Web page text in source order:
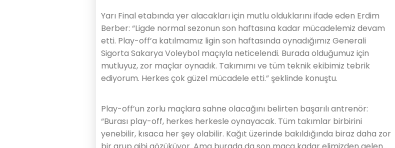
Yarı Final etabında yer alacakları için mutlu olduklarını ifade eden Erdim
Berber: “Ligde normal sezonun son haftasına kadar mücadelemiz devam
etti. Play-off’a katılmamız ligin son haftasında oynadığımız Generali
Sigorta Sakarya Voleybol maçıyla neticelendi. Burada olduğumuz için
mutluyuz, zor maçlar oynadık. Takımımı ve tüm teknik ekibimiz tebrik
ediyorum. Herkes çok güzel mücadele etti.” şeklinde konuştu.
Play-off’un zorlu maçlara sahne olacağını belirten başarılı antrenör:
“Burası play-off, herkes herkesle oynayacak. Tüm takımlar birbirini
yenebilir, kısaca her şey olabilir. Kağıt üzerinde bakıldığında biraz daha zor